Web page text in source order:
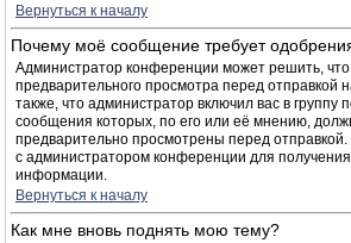
Вернуться к началу
Почему моё сообщение требует
Администратор конференции может решить,
предварительного просмотра перед отправкой
также, что администратор включил вас в группу
сообщения которых, по его или её мнению,
предварительно просмотрены перед
с администратором конференции для
информации.
Вернуться к началу
Как мне вновь поднять мою тему?